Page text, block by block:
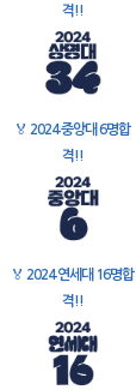
격!!
🏅 2024 중앙대 6명합
격!!
🏅 2024 연세대 16명합
격!!